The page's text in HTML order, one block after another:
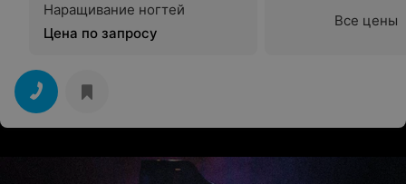
Наращивание ногтей
Цена по запросу
Все цены